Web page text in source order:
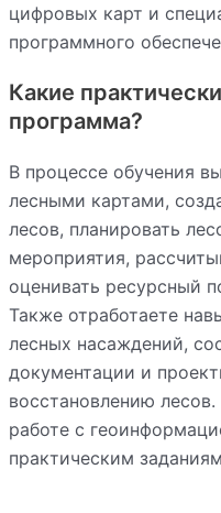
цифровых карт и
программного
Какие
программа?
В процессе обучения
лесными картами,
лесов, планировать
мероприятия,
оценивать ресурсный
Также отработаете
лесных насаждений,
документации и
восстановлению
работе с
практическим